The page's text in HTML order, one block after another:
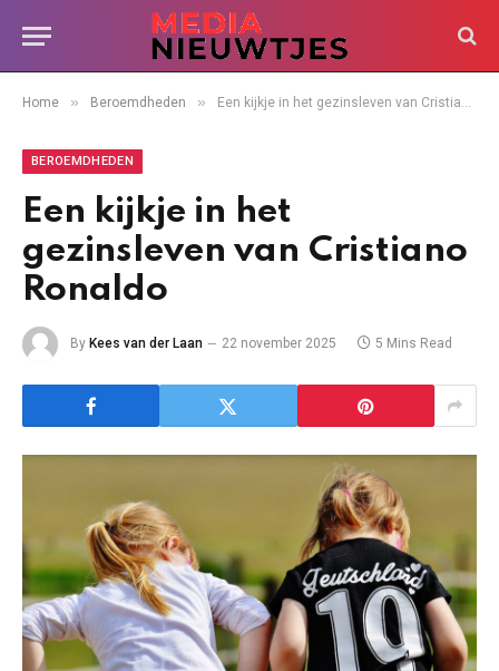
Home » Beroemdheden » Een kijkje in het gezinsleven van Cristiano Ronaldo
BEROEMDHEDEN
Een kijkje in het
gezinsleven van Cristiano
Ronaldo
By Kees van der Laan 22 november 2025 5 Mins Read